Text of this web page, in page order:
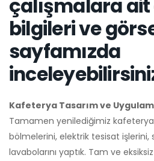
çalışmalara ait
bilgileri ve
sayfamızda
Kafeterya Tasarım ve
Tamamen yenilediğimiz
bölmelerini, elektrik tesisat işlerini,
lavabolarını yaptık. Tam ve